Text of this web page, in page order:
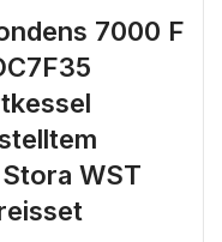
7000 F
WST